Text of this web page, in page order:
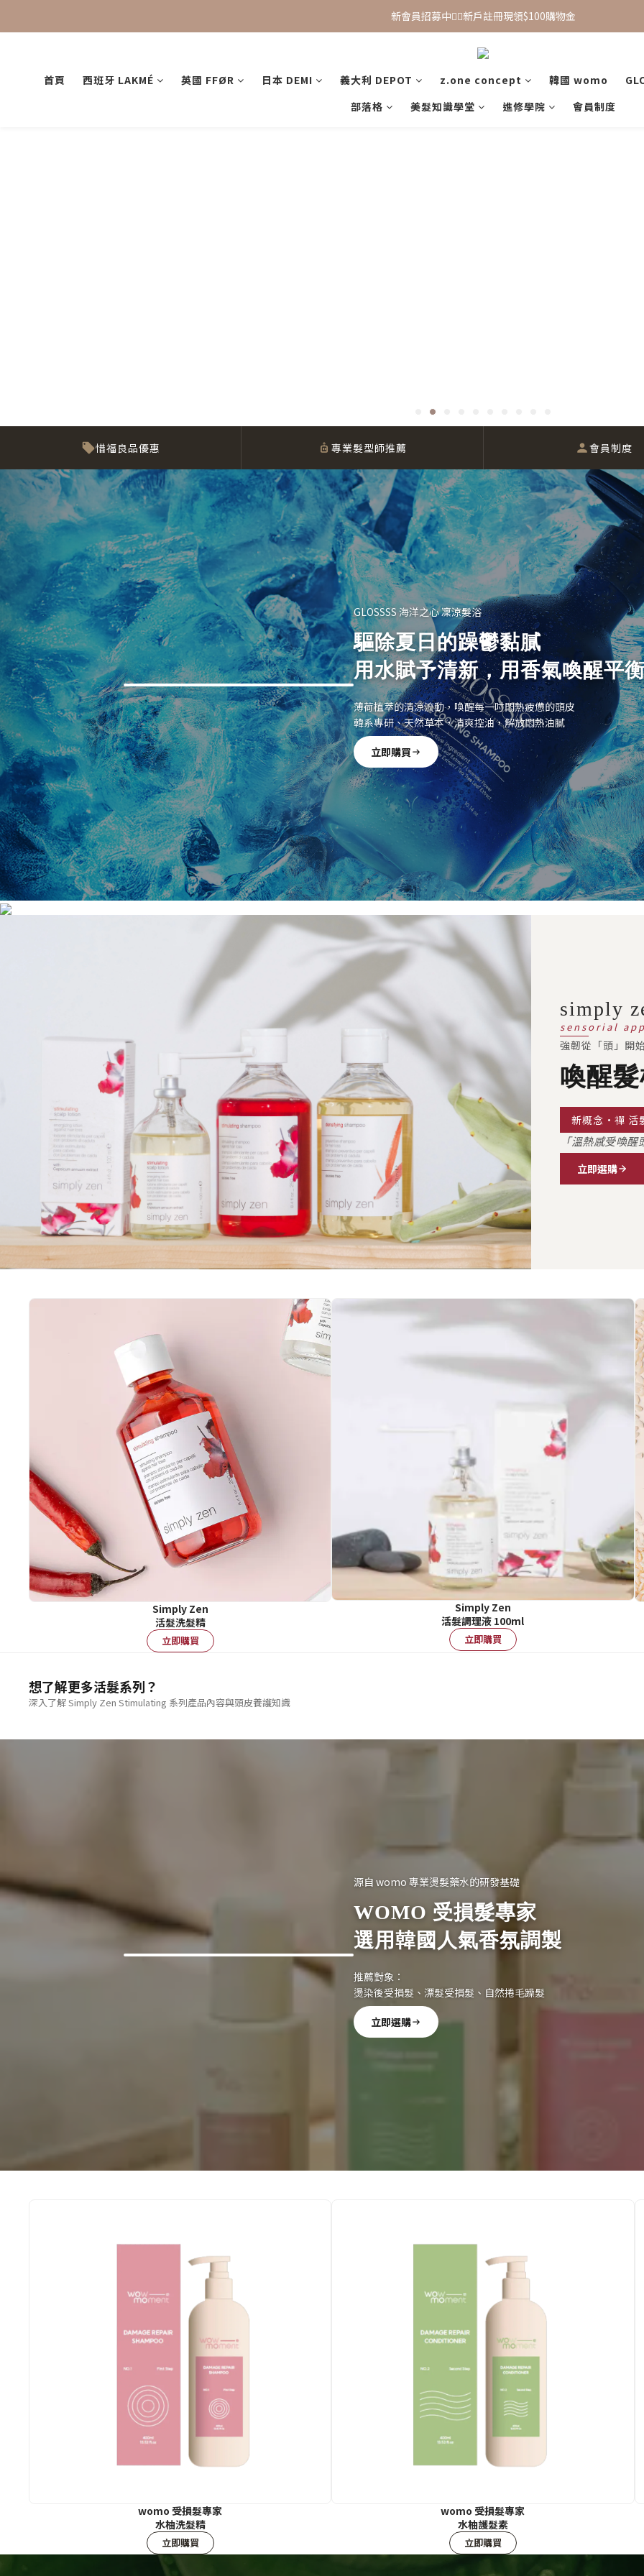
新會員招募中🙋‍♂️新戶註冊現領$100購物金
滿 $1,500 享免運優惠（宅配、超取皆適用）
新會員招募中🙋‍♂️新戶註冊現領$100購物金
首頁 西班牙 LAKMÉ 英國 FFØR 日本 DEMI 義大利 DEPOT z.one concept 韓國 womo
部落格
美髮知識學堂 進修學院 會員制度
惜福良品優惠 專業髮型師推薦 會員制度
GLOSSSS 海洋之心 凜涼髮浴
驅除夏日的躁鬱黏膩
用水賦予清新，用香氣喚醒平
薄荷植萃的清涼流動，喚醒每一吋悶熱疲憊的頭皮
韓系專研、天然草本，清爽控油，解放悶熱油膩
立即購買
simply
sensorial
強韌從「頭」開
喚醒
新概念·禪
「溫熱感受喚醒
立即選購
Simply Zen
活髮洗髮精
立即購買
Simply Zen
活髮調理液 100ml
立即購買
想了解更多活髮系列？
深入了解 Simply Zen Stimulating 系列產品內容與頭皮養護知識
源自 womo 專業燙髮藥水的研發基礎
WOMO 受損髮專家
選用韓國人氣香氛調製
推薦對象：
燙染後受損髮、漂髮受損髮、自然捲毛躁髮
立即選購
womo 受損髮專家
水柚洗髮精
立即購買
womo 受損髮專家
水柚護髮素
立即購買